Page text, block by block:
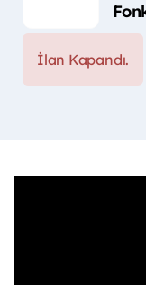
İlan Kapandı.